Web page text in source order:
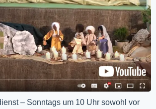
– Sonntags um 10 Uhr sowohl vor